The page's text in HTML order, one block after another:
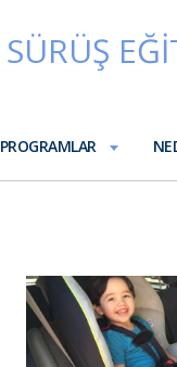
PROGRAMLAR